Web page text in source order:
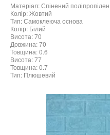
Матеріал: Спінений поліпропілен
Колір: Жовтий
Тип: Самоклеюча основа
Колір: Білий
Висота: 70
Довжина: 70
Товщина: 0.6
Висота: 77
Товщина: 0.7
Тип: Плюшевий